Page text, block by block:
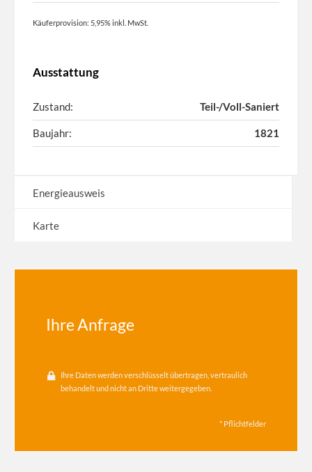
Käuferprovision: 5,95% inkl. MwSt.
Ausstattung
Zustand: Teil-/Voll-Saniert
Baujahr: 1821
Energieausweis
Karte
Ihre Anfrage
Ihre Daten werden verschlüsselt übertragen, vertraulich
behandelt und nicht an Dritte weitergegeben.
* Pflichtfelder